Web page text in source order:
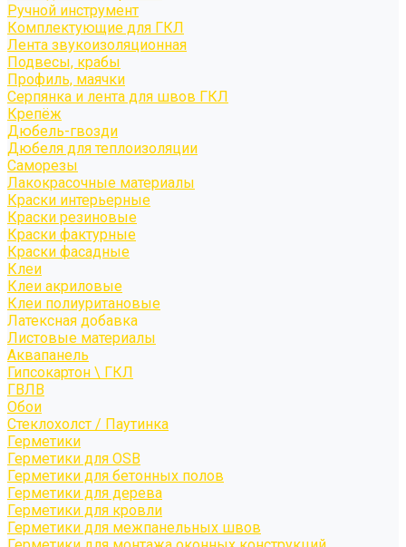
Ручной инструмент
Комплектующие для ГКЛ
Лента звукоизоляционная
Подвесы, крабы
Профиль, маячки
Серпянка и лента для швов ГКЛ
Крепёж
Дюбель-гвозди
Дюбеля для теплоизоляции
Саморезы
Лакокрасочные материалы
Краски интерьерные
Краски резиновые
Краски фактурные
Краски фасадные
Клеи
Клеи акриловые
Клеи полиуритановые
Латексная добавка
Листовые материалы
Аквапанель
Гипсокартон \ ГКЛ
ГВЛВ
Обои
Стеклохолст / Паутинка
Герметики
Герметики для OSB
Герметики для бетонных полов
Герметики для дерева
Герметики для кровли
Герметики для межпанельных швов